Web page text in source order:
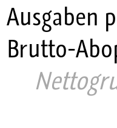
Ausgaben
Brutto-